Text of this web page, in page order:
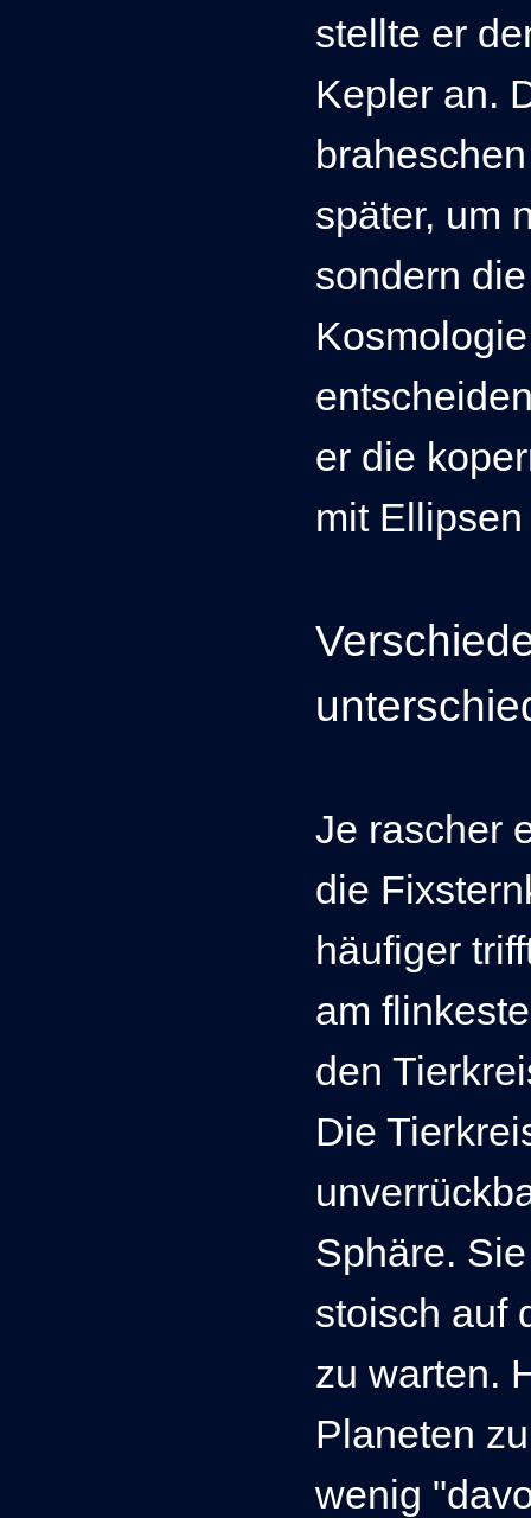
stellte er
Kepler an.
später, um
sondern
er die
mit
Je rascher
die
häufiger
am
den
Die
Sphäre.
stoisch auf
zu warten.
Planeten
wenig